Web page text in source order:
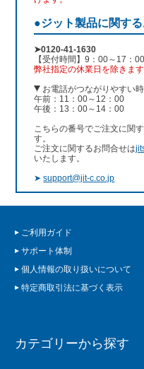
●ジット製品に関す
➤0120-41-1630
【受付時間】9：00～17：00
弊社指定の休業日を除きます
お電話がつながりやすい
午前：11：00～12：00
午後：13：00～14：00
こちらの番号でご注文に関
す。
ご注文に関するお問合せは
いたします。
➤support@jit-c.co.jp
ご利用ガイド
サポート体制
個人情報の取り扱いについて
特定商取引法に基づく表示
カテゴリーから探す